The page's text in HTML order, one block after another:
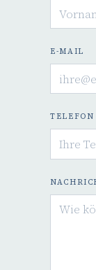
E-MAIL
TELEFON